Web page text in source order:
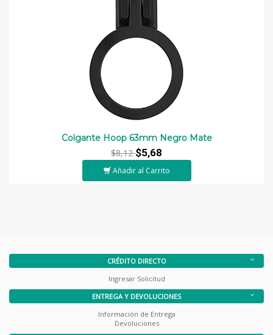
Colgante Hoop 63mm Negro Mate
$8,12$5,68
Añadir al Carrito
CRÉDITO DIRECTO
Ingresar Solicitud
ENTREGA Y DEVOLUCIONES
Información de Entrega
Devoluciones